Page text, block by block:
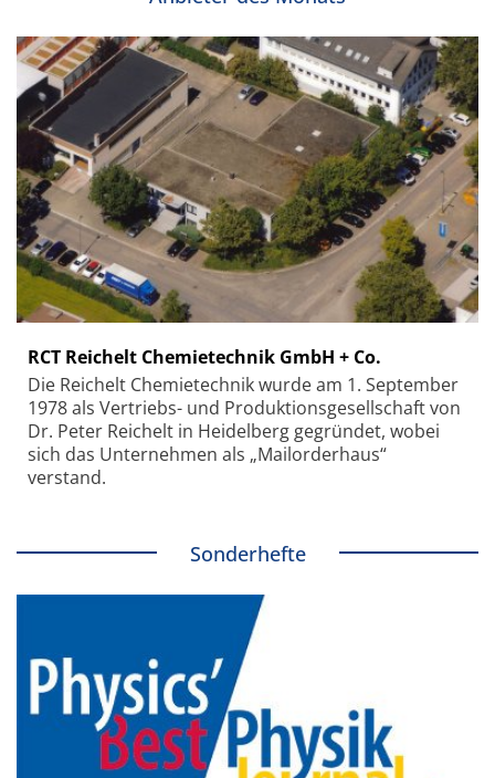
RCT Reichelt Chemietechnik GmbH + Co.
Die Reichelt Chemietechnik wurde am 1. September
1978 als Vertriebs- und Produktionsgesellschaft von
Dr. Peter Reichelt in Heidelberg gegründet, wobei
sich das Unternehmen als „Mailorderhaus“
verstand.
Sonderhefte